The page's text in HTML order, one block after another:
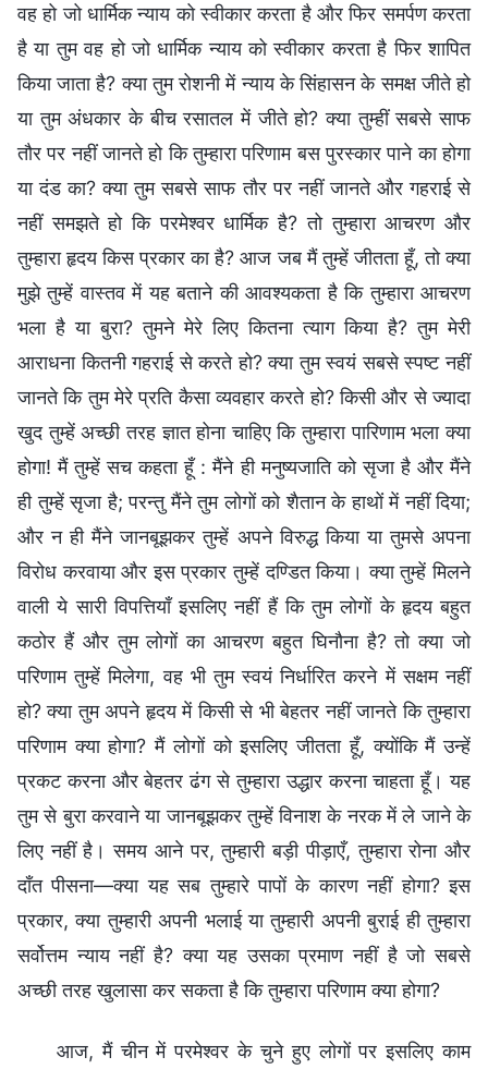
वह हो जो धार्मिक न्याय को स्वीकार करता है और फिर समर्पण करता
है या तुम वह हो जो धार्मिक न्याय को स्वीकार करता है फिर शापित
किया जाता है? क्या तुम रोशनी में न्याय के सिंहासन के समक्ष जीते हो
या तुम अंधकार के बीच रसातल में जीते हो? क्या तुम्हीं सबसे साफ
तौर पर नहीं जानते हो कि तुम्हारा परिणाम बस पुरस्कार पाने का होगा
या दंड का? क्या तुम सबसे साफ तौर पर नहीं जानते और गहराई से
नहीं समझते हो कि परमेश्वर धार्मिक है? तो तुम्हारा आचरण और
तुम्हारा हृदय किस प्रकार का है? आज जब मैं तुम्हें जीतता हूँ, तो क्या
मुझे तुम्हें वास्तव में यह बताने की आवश्यकता है कि तुम्हारा आचरण
भला है या बुरा? तुमने मेरे लिए कितना त्याग किया है? तुम मेरी
आराधना कितनी गहराई से करते हो? क्या तुम स्वयं सबसे स्पष्ट नहीं
जानते कि तुम मेरे प्रति कैसा व्यवहार करते हो? किसी और से ज्यादा
खुद तुम्हें अच्छी तरह ज्ञात होना चाहिए कि तुम्हारा पारिणाम भला क्या
होगा! मैं तुम्हें सच कहता हूँ : मैंने ही मनुष्यजाति को सृजा है और मैंने
ही तुम्हें सृजा है; परन्तु मैंने तुम लोगों को शैतान के हाथों में नहीं दिया;
और न ही मैंने जानबूझकर तुम्हें अपने विरुद्ध किया या तुमसे अपना
विरोध करवाया और इस प्रकार तुम्हें दण्डित किया। क्या तुम्हें मिलने
वाली ये सारी विपत्तियाँ इसलिए नहीं हैं कि तुम लोगों के हृदय बहुत
कठोर हैं और तुम लोगों का आचरण बहुत घिनौना है? तो क्या जो
परिणाम तुम्हें मिलेगा, वह भी तुम स्वयं निर्धारित करने में सक्षम नहीं
हो? क्या तुम अपने हृदय में किसी से भी बेहतर नहीं जानते कि तुम्हारा
परिणाम क्या होगा? मैं लोगों को इसलिए जीतता हूँ, क्योंकि मैं उन्हें
प्रकट करना और बेहतर ढंग से तुम्हारा उद्धार करना चाहता हूँ। यह
तुम से बुरा करवाने या जानबूझकर तुम्हें विनाश के नरक में ले जाने के
लिए नहीं है। समय आने पर, तुम्हारी बड़ी पीड़ाएँ, तुम्हारा रोना और
दाँत पीसना—क्या यह सब तुम्हारे पापों के कारण नहीं होगा? इस
प्रकार, क्या तुम्हारी अपनी भलाई या तुम्हारी अपनी बुराई ही तुम्हारा
सर्वोत्तम न्याय नहीं है? क्या यह उसका प्रमाण नहीं है जो सबसे
अच्छी तरह खुलासा कर सकता है कि तुम्हारा परिणाम क्या होगा?
आज, मैं चीन में परमेश्वर के चुने हुए लोगों पर इसलिए काम